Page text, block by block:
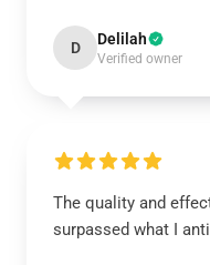
D Delilah
Verified owner
The quality and
surpassed what I